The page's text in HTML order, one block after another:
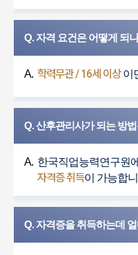
Q. 자격 요건은 어떻게 되
A. 학력무관 / 16세 이상이
Q. 산후관리사가 되는 방
A. 한국직업능력연구원에
자격증 취득이 가능합
Q. 자격증을 취득하는데